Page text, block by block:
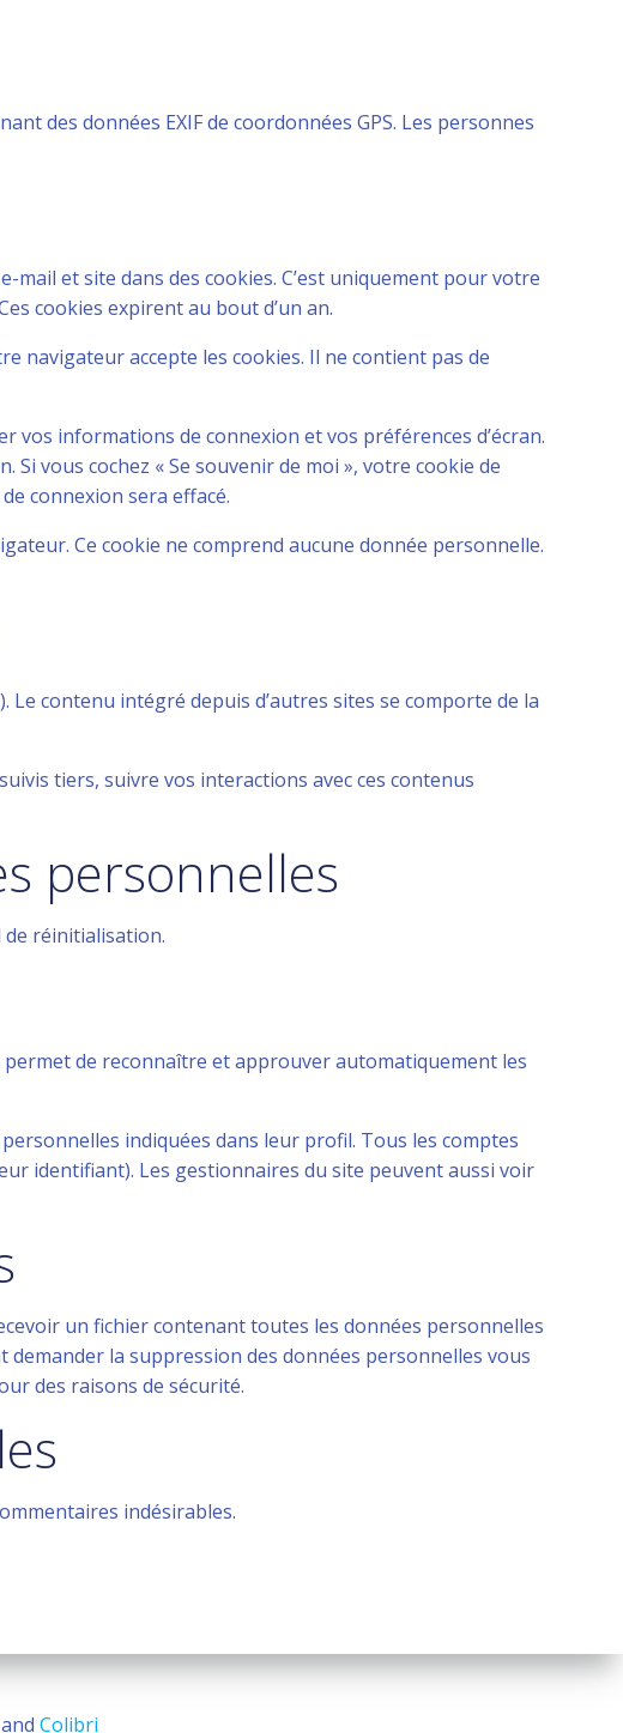
des données EXIF de coordonnées GPS. Les personnes
et site dans des cookies. C’est uniquement pour votre
cookies expirent au bout d’un an.
navigateur accepte les cookies. Il ne contient pas de
informations de connexion et vos préférences d’écran.
Si vous cochez « Se souvenir de moi », votre cookie de
connexion sera effacé.
Ce cookie ne comprend aucune donnée personnelle.
contenu intégré depuis d’autres sites se comporte de la
tiers, suivre vos interactions avec ces contenus
personnelles
de réinitialisation.
de reconnaître et approuver automatiquement les
indiquées dans leur profil. Tous les comptes
identifiant). Les gestionnaires du site peuvent aussi voir
un fichier contenant toutes les données personnelles
la suppression des données personnelles vous
des raisons de sécurité.
indésirables.
Colibri